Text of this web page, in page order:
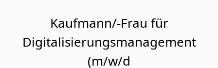
Kaufmann/-Frau für
Digitalisierungsmanagement
(m/w/d